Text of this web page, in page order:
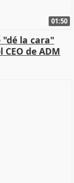
01:50
la cara"
de ADM